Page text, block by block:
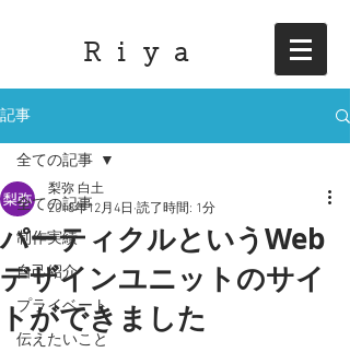
R i y a
記事
全ての記事
制作実績
自己紹介
プライベート
伝えたいこと
全ての記事
パーティクルというWeb
デザインユニットのサイ
トができました
梨弥 白土
2018年12月4日 読了時間: 1分